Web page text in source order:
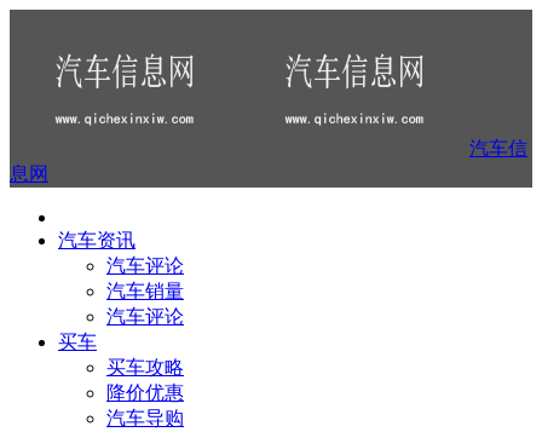
汽车信
息网
汽车资讯
汽车评论
汽车销量
汽车评论
买车
买车攻略
降价优惠
汽车导购